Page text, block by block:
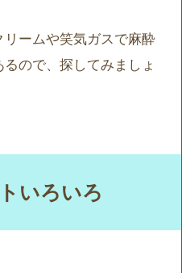
ームや笑気ガスで麻酔
ので、探してみましょ
いろいろ